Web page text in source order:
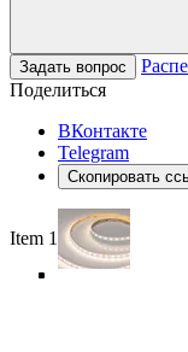
Задать вопрос
Поделиться
ВКонтакте
Telegram
Скопировать
Item 1 of 5